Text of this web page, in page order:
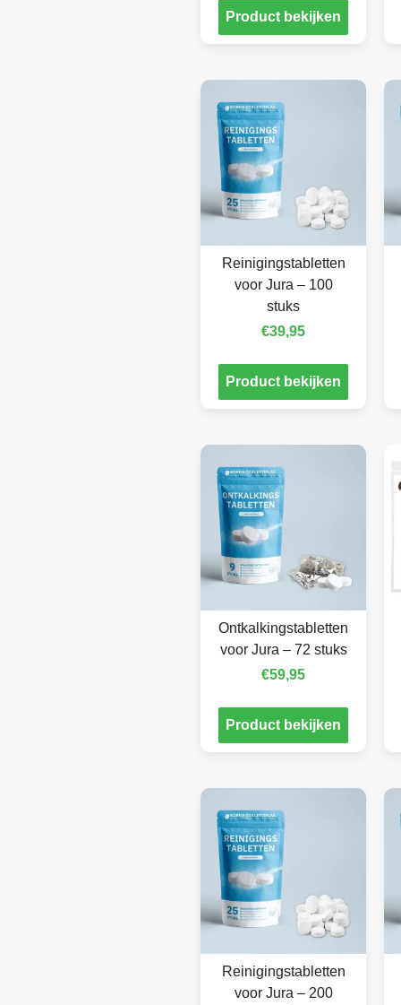
Product bekijken
Reinigingstabletten
voor Jura – 100
stuks
€39,95
Product bekijken
Ontkalkingstabletten
voor Jura – 72 stuks
€59,95
Product bekijken
Reinigingstabletten
voor Jura – 200